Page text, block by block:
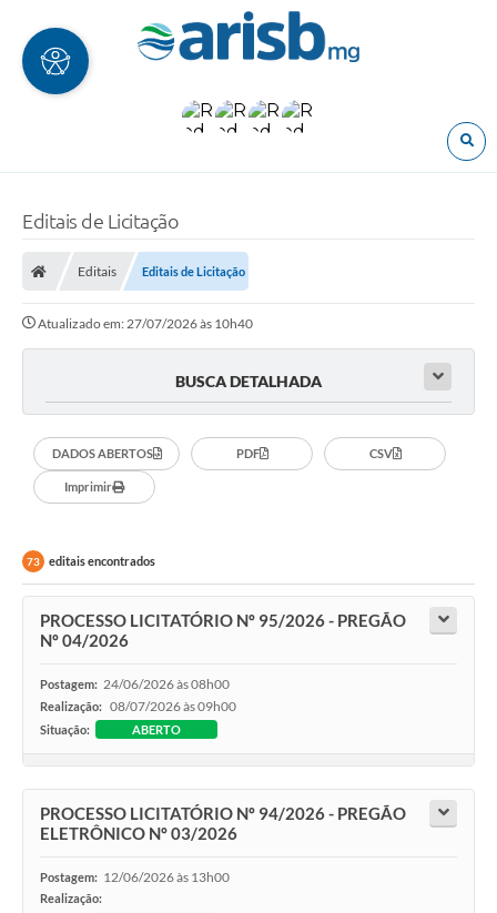
Editais de Licitação
Editais Editais de Licitação
Atualizado em: 27/07/2026 às 10h40
BUSCA DETALHADA
DADOS ABERTOS PDF CSV
Imprimir
73 editais encontrados
PROCESSO LICITATÓRIO Nº 95/2026 - PREGÃO
Nº 04/2026
Postagem: 24/06/2026 às 08h00
Realização: 08/07/2026 às 09h00
Situação: ABERTO
PROCESSO LICITATÓRIO Nº 94/2026 - PREGÃO
ELETRÔNICO Nº 03/2026
Postagem: 12/06/2026 às 13h00
Realização: